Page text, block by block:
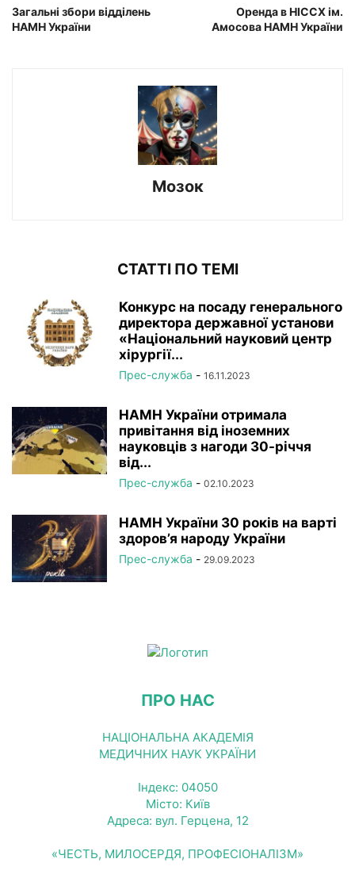
Загальні збори відділень
НАМН України
Оренда в НІССХ ім.
Амосова НАМН України
Мозок
СТАТТІ ПО ТЕМІ
Конкурс на посаду генерального
директора державної установи
«Національний науковий центр
хірургії...
Прес-служба - 16.11.2023
НАМН України отримала
привітання від іноземних
науковців з нагоди 30-річчя
від...
Прес-служба - 02.10.2023
НАМН України 30 років на варті
здоров’я народу України
Прес-служба - 29.09.2023
ПРО НАС
НАЦІОНАЛЬНА АКАДЕМІЯ
МЕДИЧНИХ НАУК УКРАЇНИ
Індекс: 04050
Місто: Київ
Адреса: вул. Герцена, 12
«ЧЕСТЬ, МИЛОСЕРДЯ, ПРОФЕСІОНАЛІЗМ»